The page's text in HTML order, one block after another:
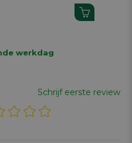
werkdag
Schrijf eerste review